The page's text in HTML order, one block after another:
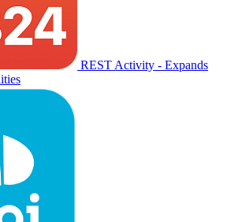
REST Activity - Expands